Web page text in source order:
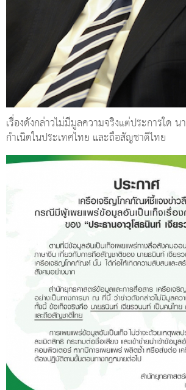
เรื่องดังกล่าวไม่มีมูลความจริงแต่ประการใด
กำเนิดในประเทศไทย และถือสัญชาติไทย